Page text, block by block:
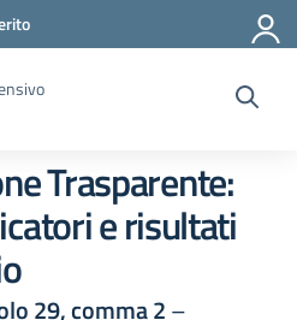
Trasparente:
e risultati
29, comma 2–